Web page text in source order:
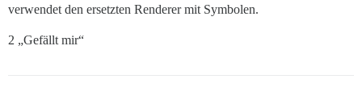
verwendet den ersetzten Renderer mit Symbolen.
2 „Gefällt mir“